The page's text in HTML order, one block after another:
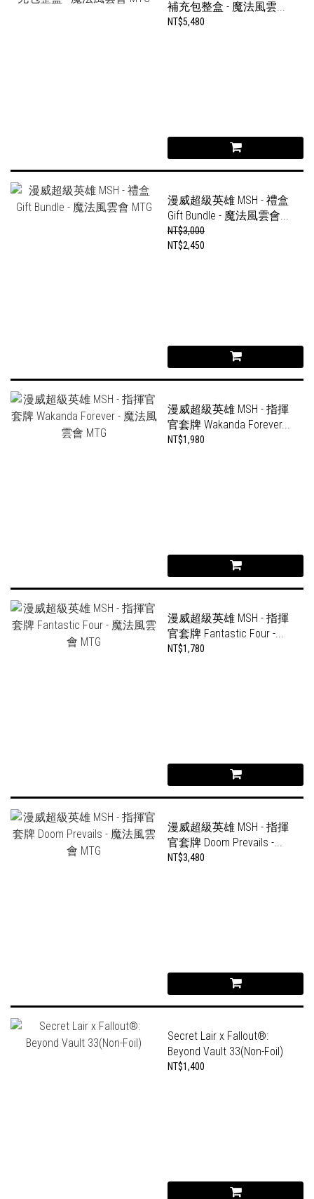
補充包整盒 - 魔法風雲...
NT$5,480
漫威超級英雄 MSH - 禮盒
Gift Bundle - 魔法風雲會...
NT$3,000
NT$2,450
漫威超級英雄 MSH - 指揮
官套牌 Wakanda Forever...
NT$1,980
漫威超級英雄 MSH - 指揮
官套牌 Fantastic Four -...
NT$1,780
漫威超級英雄 MSH - 指揮
官套牌 Doom Prevails -...
NT$3,480
Secret Lair x Fallout®:
Beyond Vault 33(Non-Foil)
NT$1,400